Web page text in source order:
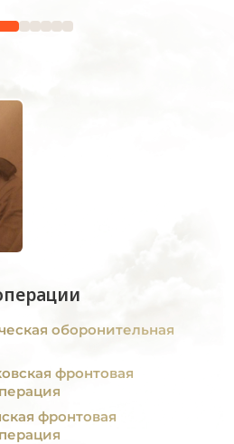
оборонительная
фронтовая
фронтовая